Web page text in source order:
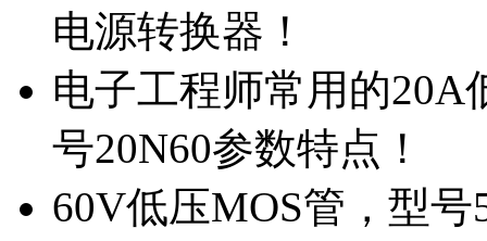
电源转换器！
电子工程师常用的20A
号20N60参数特点！
60V低压MOS管，型